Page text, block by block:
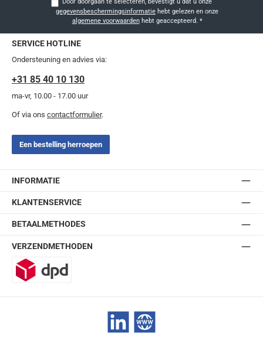
Door doorgaan te selecteren, bevestigt u dat u onze
gegevensbeschermingsinformatie
algemene voorwaardenhebt geaccepteerd. *
SERVICE HOTLINE
Ondersteuning en advies via:
+31 85 40 10 130
ma-vr, 10.00 - 17.00 uur
Of via ons contactformulier.
Een bestelling herroepen
INFORMATIE
KLANTENSERVICE
BETAALMETHODES
VERZENDMETHODEN
LinkedIn Website